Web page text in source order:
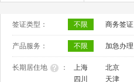
签证类型： 不限 商务签证
产品服务： 不限 加急办理
长期居住地 ： 上海 北京
四川
天津